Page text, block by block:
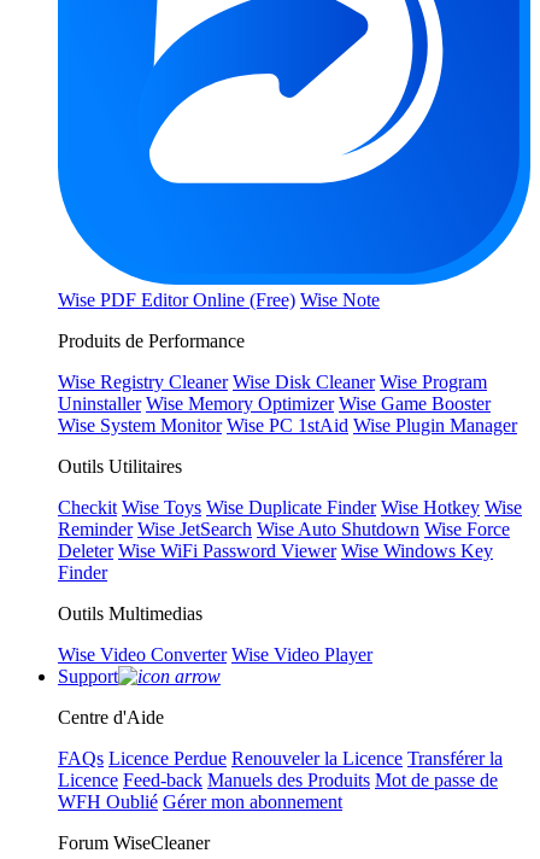
Wise PDF Editor Online (Free) Wise Note
Produits de Performance
Wise Registry Cleaner Wise Disk Cleaner Wise Program
Uninstaller Wise Memory Optimizer Wise Game Booster
Wise System Monitor Wise PC 1stAid Wise Plugin Manager
Outils Utilitaires
Checkit Wise Toys Wise Duplicate Finder Wise Hotkey Wise
Reminder Wise JetSearch Wise Auto Shutdown Wise Force
Deleter Wise WiFi Password Viewer Wise Windows Key
Finder
Outils Multimedias
Wise Video Converter Wise Video Player
Support
Centre d'Aide
FAQs Licence Perdue Renouveler la Licence Transférer la
Licence Feed-back Manuels des Produits Mot de passe de
WFH Oublié Gérer mon abonnement
Forum WiseCleaner